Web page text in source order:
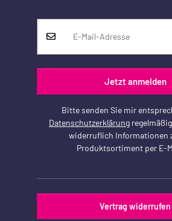
Jetzt anmelden
Bitte senden Sie mir
Datenschutzerklärung
widerruflich Informationen
Produktsortiment per E-
Vertrag widerrufen